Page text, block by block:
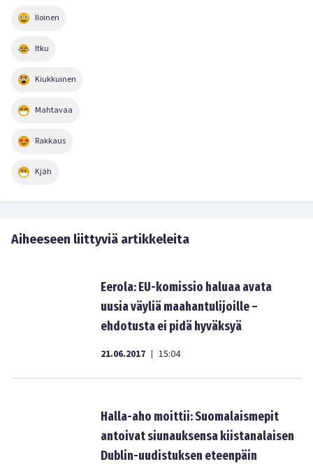
Iloinen
Itku
Kiukkuinen
Mahtavaa
Rakkaus
Kjäh
Aiheeseen liittyviä artikkeleita
Eerola: EU-komissio haluaa avata
uusia väyliä maahantulijoille –
ehdotusta ei pidä hyväksyä
21.06.2017 | 15:04
Halla-aho moittii: Suomalaismepit
antoivat siunauksensa kiistanalaisen
Dublin-uudistuksen eteenpäin